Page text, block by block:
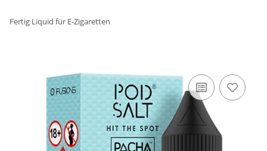
Fertig Liquid für E-Zigaretten